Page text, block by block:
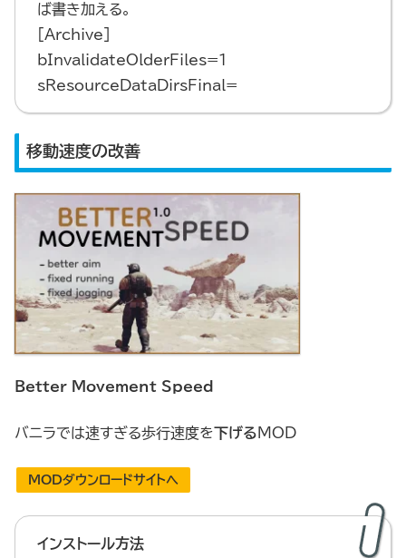
ば書き加える。
[Archive]
bInvalidateOlderFiles=1
sResourceDataDirsFinal=
移動速度の改善
Better Movement Speed
バニラでは速すぎる歩行速度を下げる MOD
MODダウンロードサイトへ
インストール方法